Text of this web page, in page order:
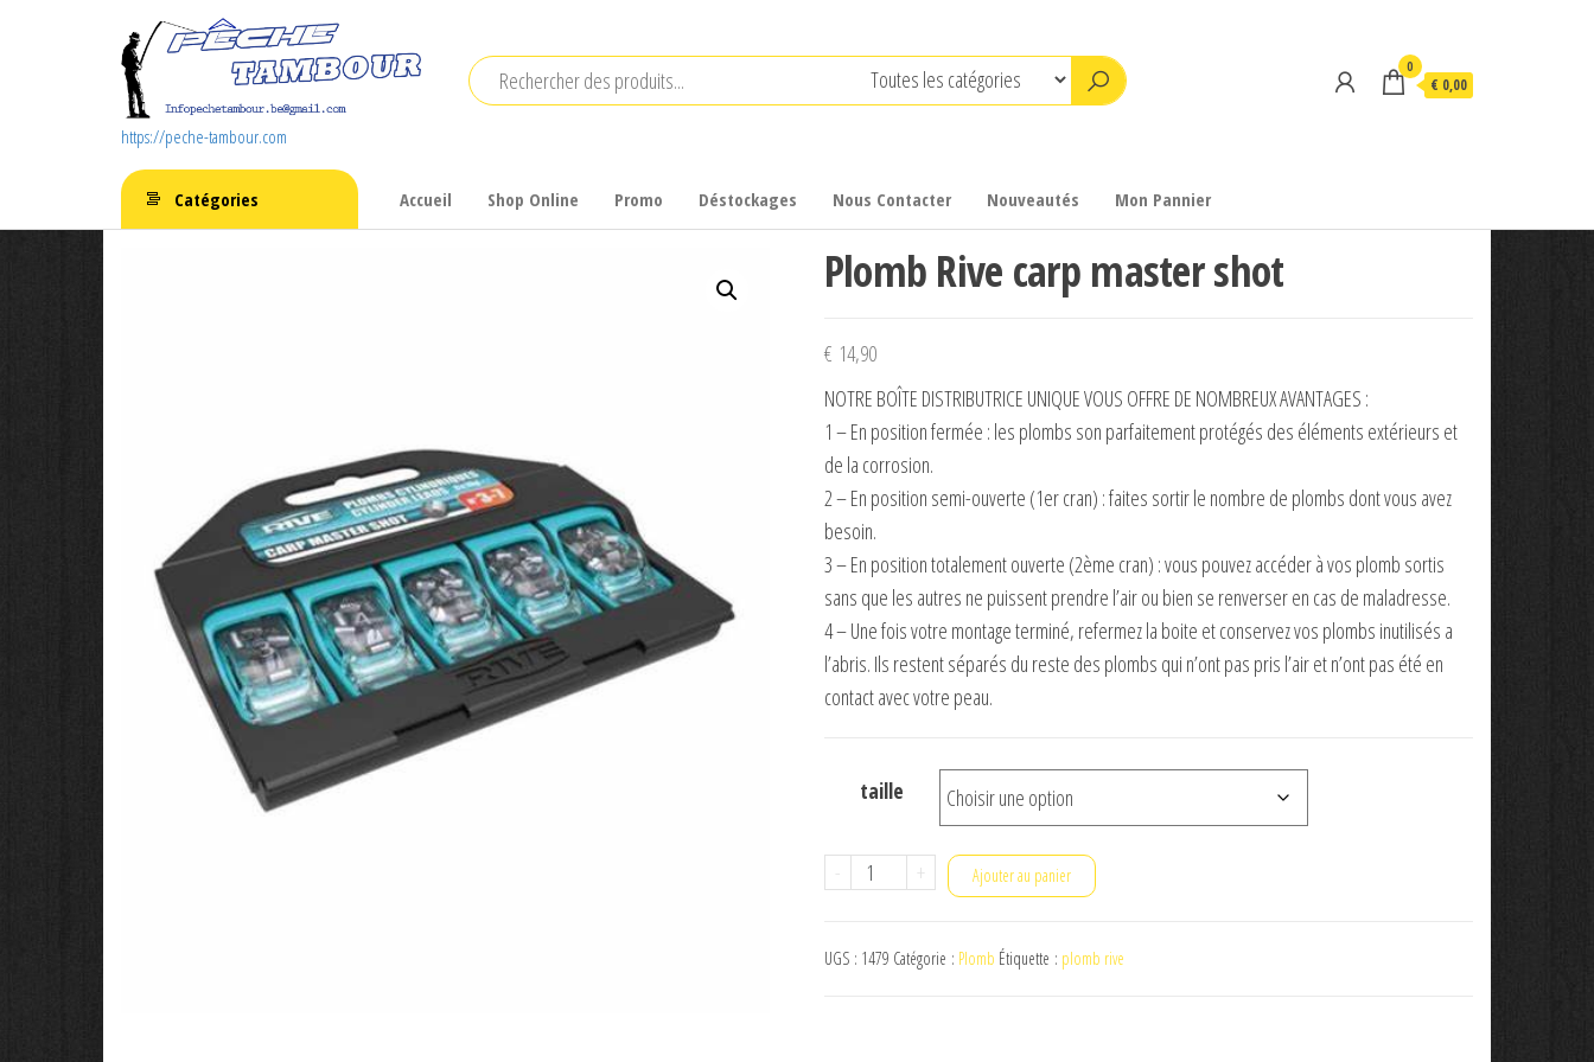
https://peche-tambour.com
0
€ 0,00
Catégories Accueil Shop Online Promo Déstockages Nous Contacter Nouveautés Mon Pannier
Plomb Rive carp master shot
€ 14,90
NOTRE BOÎTE DISTRIBUTRICE UNIQUE VOUS OFFRE DE NOMBREUX AVANTAGES :
1 – En position fermée : les plombs son parfaitement protégés des éléments extérieurs et
de la corrosion.
2 – En position semi-ouverte (1er cran) : faites sortir le nombre de plombs dont vous avez
besoin.
3 – En position totalement ouverte (2ème cran) : vous pouvez accéder à vos plomb sortis
sans que les autres ne puissent prendre l’air ou bien se renverser en cas de maladresse.
4 – Une fois votre montage terminé, refermez la boite et conservez vos plombs inutilisés a
l’abris. Ils restent séparés du reste des plombs qui n’ont pas pris l’air et n’ont pas été en
contact avec votre peau.
taille
-
quantité
Rive
+ Ajouter au panier
UGS : 1479 Catégorie : Plomb Étiquette : plomb rive